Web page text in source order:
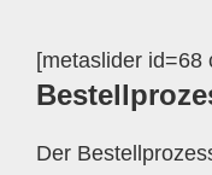
[metaslider id=68
Der